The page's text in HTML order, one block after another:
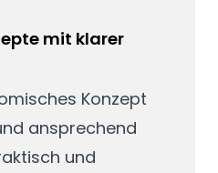
mit klarer
Konzept
ansprechend
und